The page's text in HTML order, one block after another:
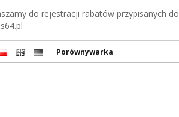
do rejestracji rabatów przypisanych do
Porównywarka